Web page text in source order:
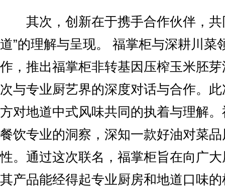
其次，创新在于携手合作伙伴，共
道”的理解与呈现。 福掌柜与深耕川菜
作，推出福掌柜非转基因压榨玉米胚
次与专业厨艺界的深度对话与合作。
方对地道中式风味共同的执着与理解
餐饮专业的洞察，深知一款好油对菜
性。通过这次联名，福掌柜旨在向广
其产品能经得起专业厨房和地道口味